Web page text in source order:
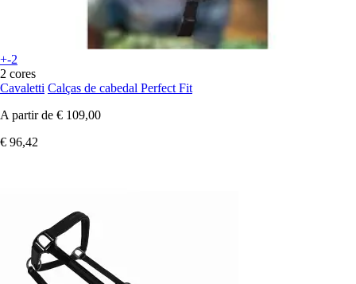
+-2
2 cores
Cavaletti Calças de cabedal Perfect Fit
A partir de € 109,00
€ 96,42